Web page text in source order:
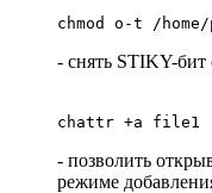
chmod o-t /
- снять STIKY-бит
chattr +a file1
- позволить
режиме